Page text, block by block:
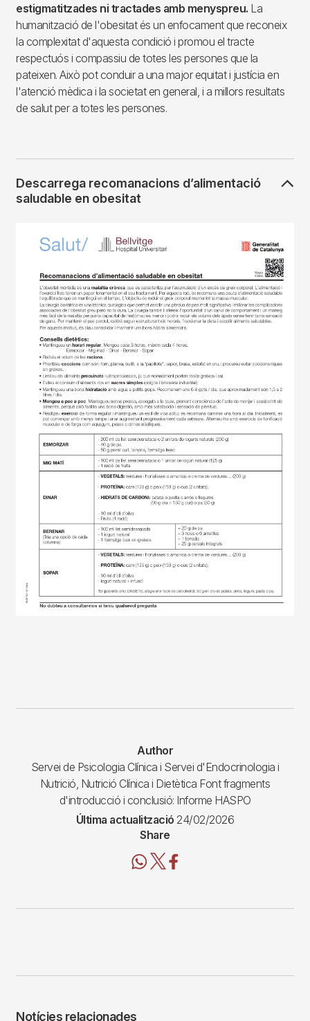
estigmatitzades ni tractades amb menyspreu. La
humanització de l'obesitat és un enfocament que reconeix
la complexitat d'aquesta condició i promou el tracte
respectuós i compassiu de totes les persones que la
pateixen. Això pot conduir a una major equitat i justícia en
l'atenció mèdica i la societat en general, i a millors resultats
de salut per a totes les persones.
Descarrega recomanacions d’alimentació
saludable en obesitat
Author
Servei de Psicologia Clínica i Servei d'Endocrinologia i
Nutrició, Nutrició Clínica i Dietètica Font fragments
d'introducció i conclusió: Informe HASPO
Última actualització 24/02/2026
Share
Notícies relacionades